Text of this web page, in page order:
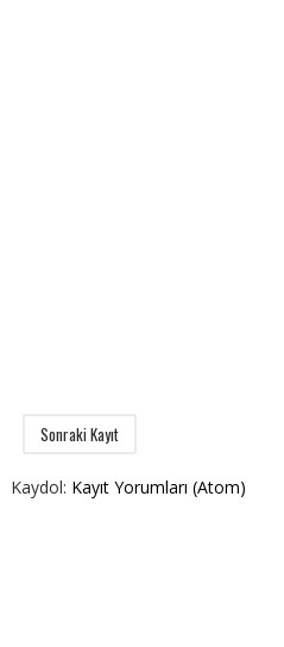
Sonraki Kayıt
Kaydol: Kayıt Yorumları (Atom)